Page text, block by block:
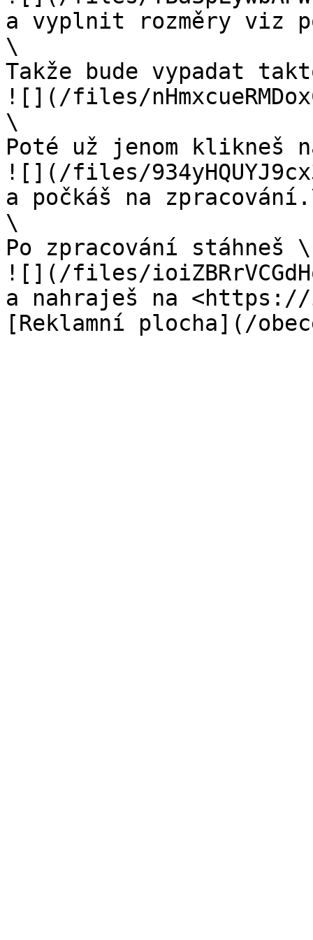
a vyplnit rozměry viz
\
Takže bude vypadat
![](/files/
\
Poté už jenom klikneš
![](/files/
a počkáš na
\
Po zpracování stáhneš \
![](/files/
a nahraješ na <https://